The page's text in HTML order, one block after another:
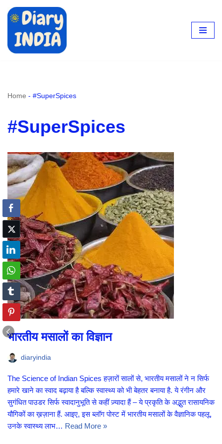
content
Home - #SuperSpices
#SuperSpices
भारतीय मसालों का विज्ञान
diaryindia
The Science of Indian Spices हज़ारों सालों से, भारतीय मसालों ने न सिर्फ
हमारे खाने का स्वाद बढ़ाया है बल्कि स्वास्थ्य को भी बेहतर बनाया है. ये रंगीन और
सुगंधित पाउडर सिर्फ स्वादानुभूति से कहीं ज़्यादा हैं – ये प्रकृति के अद्भुत रासायनिक
यौगिकों का ख़ज़ाना हैं. आइए, इस ब्लॉग पोस्ट में भारतीय मसालों के वैज्ञानिक पहलू,
उनके स्वास्थ्य लाभ… Read More »